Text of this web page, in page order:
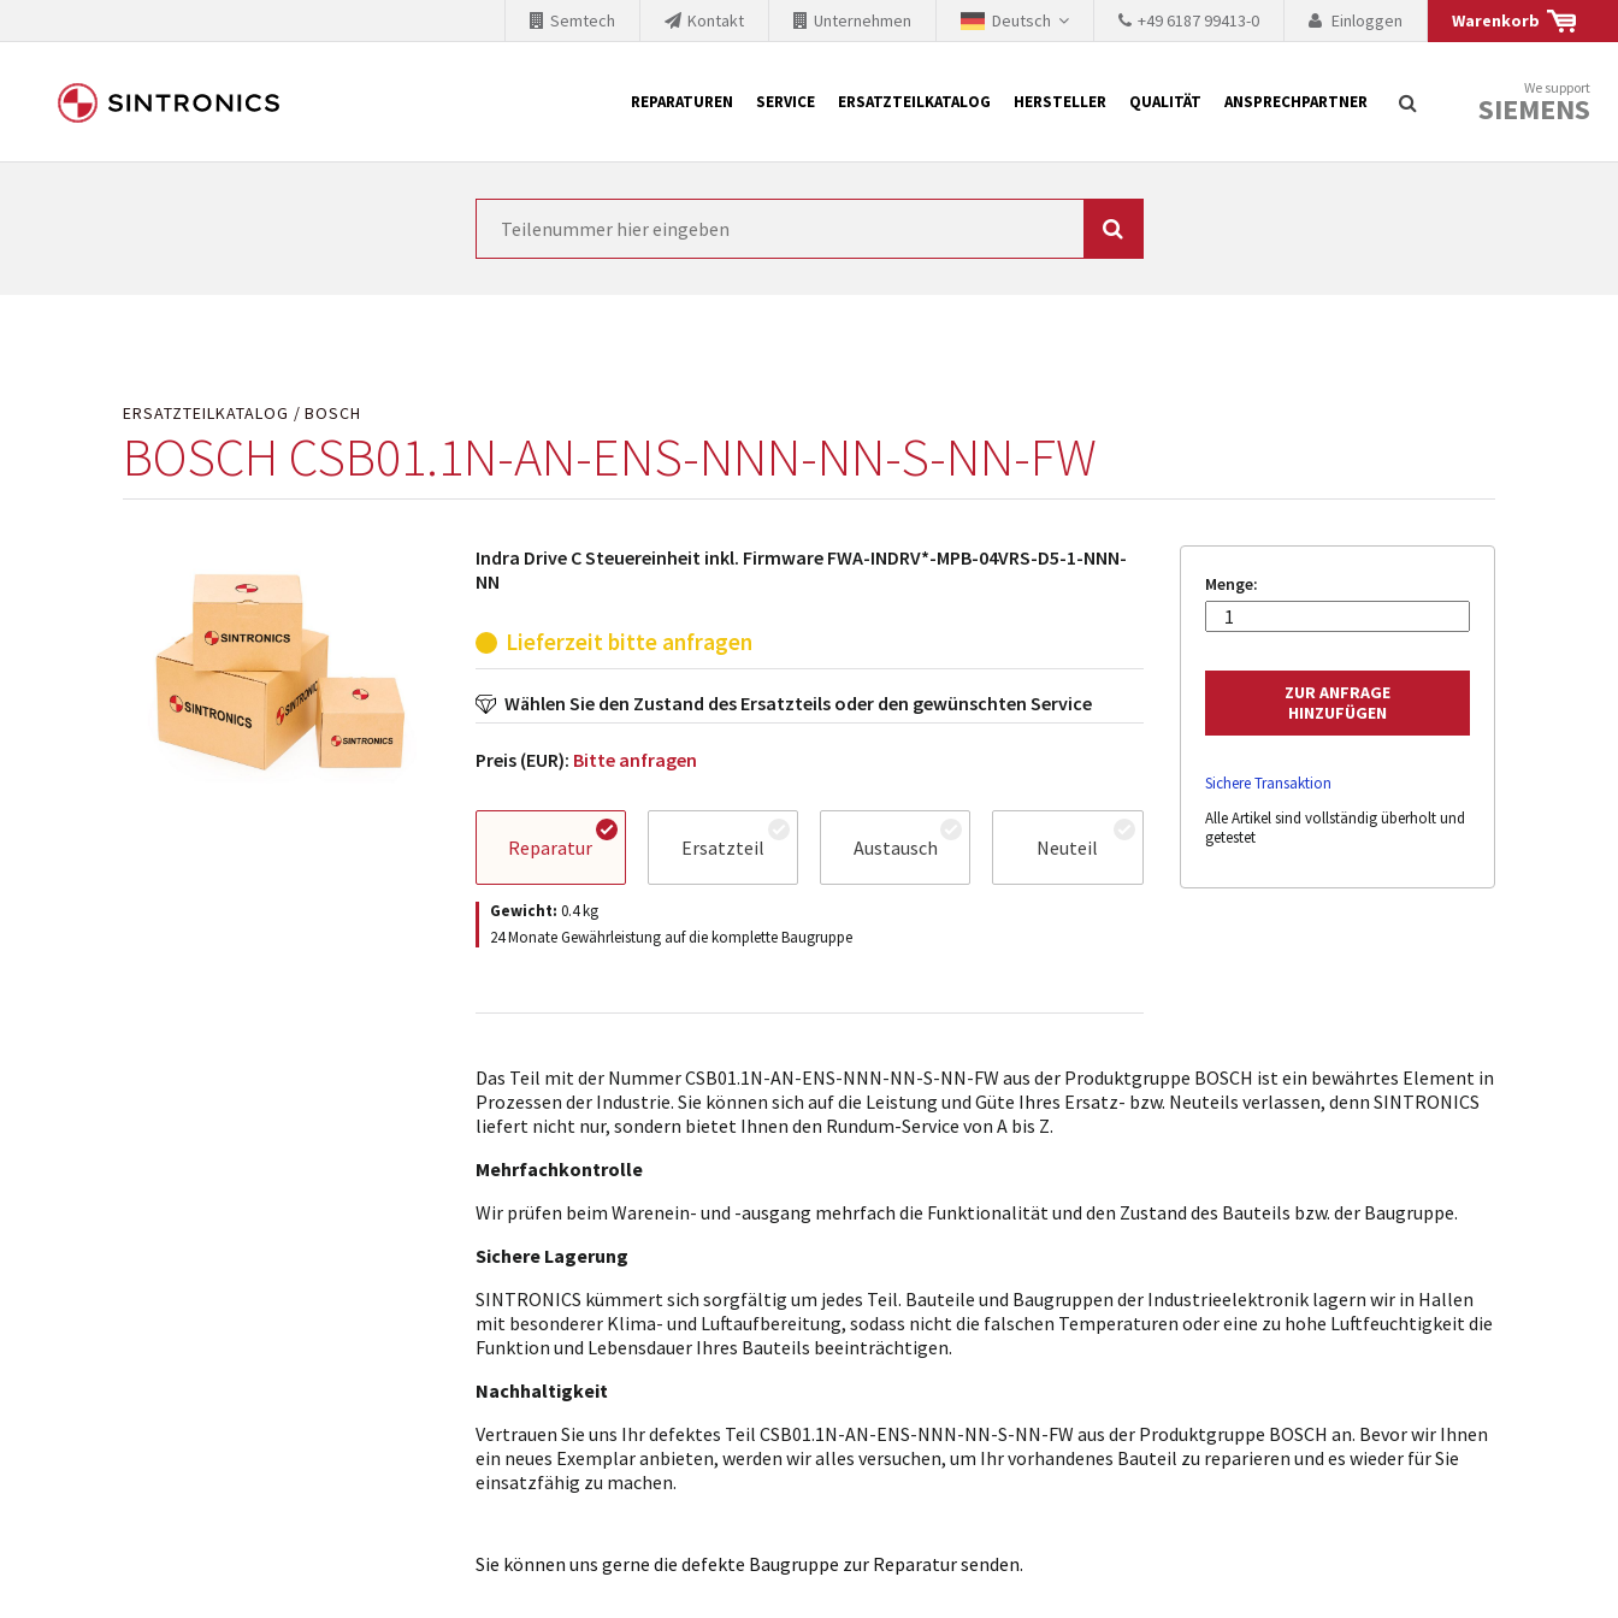
Warenkorb
Einloggen
+49 6187 99413-0
Deutsch
Unternehmen
Kontakt
Semtech
REPARATUREN SERVICE ERSATZTEILKATALOG HERSTELLER QUALITÄT ANSPRECHPARTNER
We support
SIEMENS
Unsere Zusammenarbeit mit Siemens
ERSATZTEILKATALOG BOSCH
BOSCH CSB01.1N-AN-ENS-NNN-NN-S-NN-FW
Indra Drive C Steuereinheit inkl. Firmware FWA-INDRV*-MPB-04VRS-D5-1-NNN-
NN
Lieferzeit bitte anfragen
Wählen Sie den Zustand des Ersatzteils oder den gewünschten Service
Preis (EUR): Bitte anfragen
Reparatur Ersatzteil Austausch Neuteil
Gewicht: 0.4kg
24 Monate Gewährleistung auf die komplette Baugruppe
Menge:
Sichere Transaktion
Alle Artikel sind vollständig überholt und
getestet
Das Teil mit der Nummer CSB01.1N-AN-ENS-NNN-NN-S-NN-FW aus der Produktgruppe BOSCH ist ein bewährtes Element in
Prozessen der Industrie. Sie können sich auf die Leistung und Güte Ihres Ersatz- bzw. Neuteils verlassen, denn SINTRONICS
liefert nicht nur, sondern bietet Ihnen den Rundum-Service von A bis Z.
Mehrfachkontrolle
Wir prüfen beim Warenein- und -ausgang mehrfach die Funktionalität und den Zustand des Bauteils bzw. der Baugruppe.
Sichere Lagerung
SINTRONICS kümmert sich sorgfältig um jedes Teil. Bauteile und Baugruppen der Industrieelektronik lagern wir in Hallen
mit besonderer Klima- und Luftaufbereitung, sodass nicht die falschen Temperaturen oder eine zu hohe Luftfeuchtigkeit die
Funktion und Lebensdauer Ihres Bauteils beeinträchtigen.
Nachhaltigkeit
Vertrauen Sie uns Ihr defektes Teil CSB01.1N-AN-ENS-NNN-NN-S-NN-FW aus der Produktgruppe BOSCH an. Bevor wir Ihnen
ein neues Exemplar anbieten, werden wir alles versuchen, um Ihr vorhandenes Bauteil zu reparieren und es wieder für Sie
einsatzfähig zu machen.
Sie können uns gerne die defekte Baugruppe zur Reparatur senden.